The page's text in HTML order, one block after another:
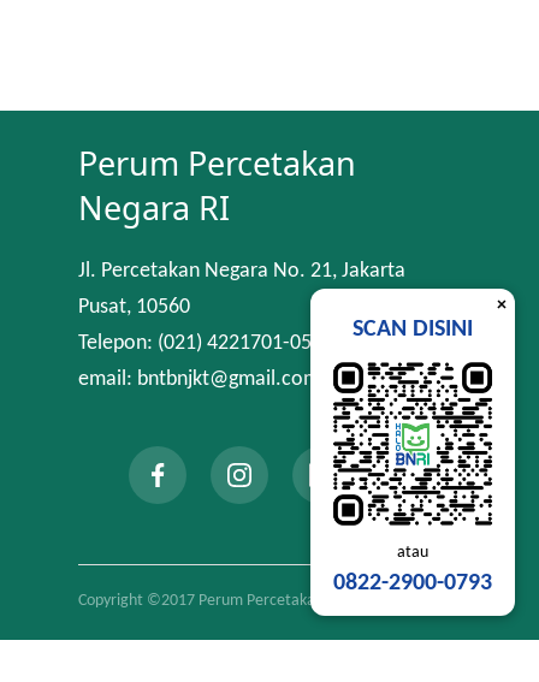
Perum Percetakan
Negara RI
Jl. Percetakan Negara No. 21, Jakarta
Pusat, 10560
Telepon: (021) 4221701-05
email: bntbnjkt@gmail.com
Copyright ©2017 Perum Percetakan Negara RI
×
SCAN DISINI
atau
0822-2900-0793